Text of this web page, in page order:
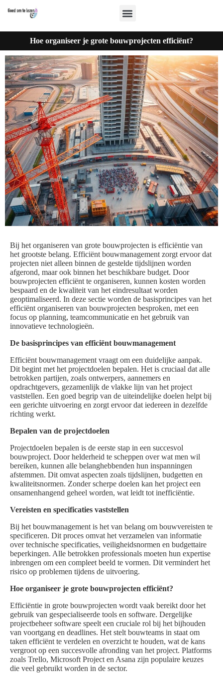
Hoe organiseer je grote bouwprojecten efficiënt?
Bij het organiseren van grote bouwprojecten is efficiëntie van
het grootste belang. Efficiënt bouwmanagement zorgt ervoor dat
projecten niet alleen binnen de gestelde tijdslijnen worden
afgerond, maar ook binnen het beschikbare budget. Door
bouwprojecten efficiënt te organiseren, kunnen kosten worden
bespaard en de kwaliteit van het eindresultaat worden
geoptimaliseerd. In deze sectie worden de basisprincipes van het
efficiënt organiseren van bouwprojecten besproken, met een
focus op planning, teamcommunicatie en het gebruik van
innovatieve technologieën.
De basisprincipes van efficiënt bouwmanagement
Efficiënt bouwmanagement vraagt om een duidelijke aanpak.
Dit begint met het projectdoelen bepalen. Het is cruciaal dat alle
betrokken partijen, zoals ontwerpers, aannemers en
opdrachtgevers, gezamenlijk de vlakke lijn van het project
vaststellen. Een goed begrip van de uiteindelijke doelen helpt bij
een gerichte uitvoering en zorgt ervoor dat iedereen in dezelfde
richting werkt.
Bepalen van de projectdoelen
Projectdoelen bepalen is de eerste stap in een succesvol
bouwproject. Door helderheid te scheppen over wat men wil
bereiken, kunnen alle belanghebbenden hun inspanningen
afstemmen. Dit omvat aspecten zoals tijdslijnen, budgetten en
kwaliteitsnormen. Zonder scherpe doelen kan het project een
onsamenhangend geheel worden, wat leidt tot inefficiëntie.
Vereisten en specificaties vaststellen
Bij het bouwmanagement is het van belang om bouwvereisten te
specificeren. Dit proces omvat het verzamelen van informatie
over technische specificaties, veiligheidsnormen en budgettaire
beperkingen. Alle betrokken professionals moeten hun expertise
inbrengen om een compleet beeld te vormen. Dit vermindert het
risico op problemen tijdens de uitvoering.
Hoe organiseer je grote bouwprojecten efficiënt?
Efficiëntie in grote bouwprojecten wordt vaak bereikt door het
gebruik van gespecialiseerde tools en software. Dergelijke
projectbeheer software speelt een cruciale rol bij het bijhouden
van voortgang en deadlines. Het stelt bouwteams in staat om
taken efficiënt te verdelen en overzicht te houden, wat de kans
vergroot op een succesvolle afronding van het project. Platforms
zoals Trello, Microsoft Project en Asana zijn populaire keuzes
die veel gebruikt worden in de sector.